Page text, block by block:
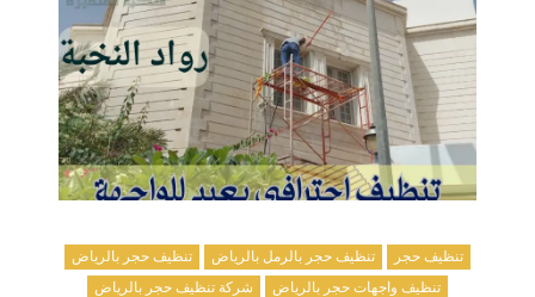
تنظيف حجر تنظيف حجر بالرمل بالرياض
تنظيف حجر بالرياض
تنظيف واجهات حجر بالرياض
شركة تنظيف حجر بالرياض